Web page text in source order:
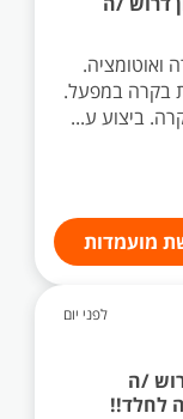
בקרה במפעל.
ביצוע ע...
מועמדות
לפני יום
/ה
לחלד!!